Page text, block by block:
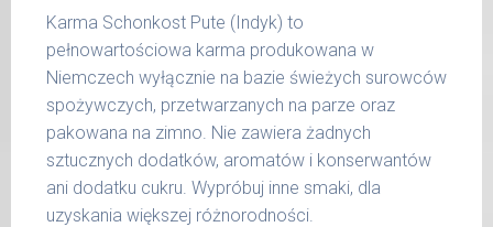
25 kg
26 -
35 kg
800 g
36 -
50 kg
1000 g
51 -
1200 g
Karma Schonkost Pute (Indyk) to
pełnowartościowa karma produkowana w
Niemczech wyłącznie na bazie świeżych surowców
spożywczych, przetwarzanych na parze oraz
pakowana na zimno. Nie zawiera żadnych
sztucznych dodatków, aromatów i konserwantów
ani dodatku cukru. Wypróbuj inne smaki, dla
uzyskania większej różnorodności.